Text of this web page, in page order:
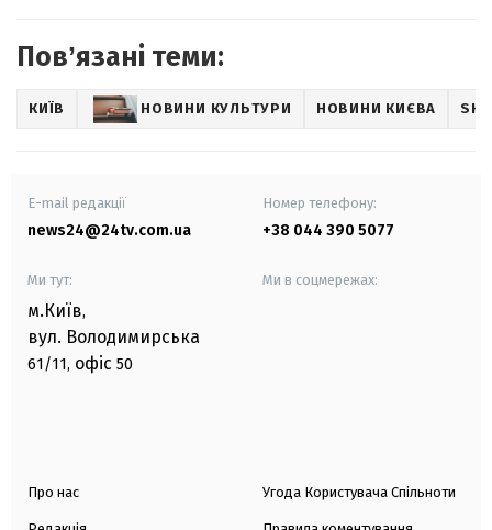
Повʼязані теми:
КИЇВ НОВИНИ КУЛЬТУРИ НОВИНИ КИЄВА
E-mail редакції
news24@24tv.com.ua
Номер телефону:
+38 044 390 5077
Ми тут:
м.Київ,
вул. Володимирська
61/11, офіс 50
Ми в соцмережах:
Про нас Угода Користувача Спільноти